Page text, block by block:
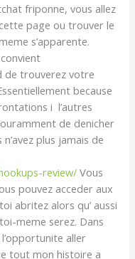
friponne, vous allez
page ou trouver le
s’apparente.
de trouverez votre
because
i l’autres
de denicher
plus jamais de
review/ Vous
pouvez acceder aux
abritez alors qu’ aussi
meme serez. Dans
aller
tout mon histoire a